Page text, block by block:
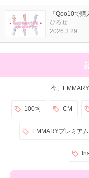
『Qoo10で
ぴろせ
2026.3.29
今、
100均 CM
EMMARYプレミア